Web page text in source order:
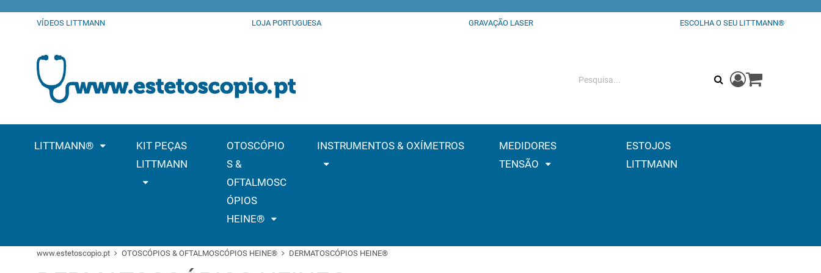
VÍDEOS LITTMANN LOJA PORTUGUESA GRAVAÇÃO LASER ESCOLHA O SEU LITTMANN®
Aceda ao seu
LITTMANN®
KIT PEÇAS
LITTMANN
OTOSCÓPIO
S &
OFTALMOSC
ÓPIOS
HEINE®
INSTRUMENTOS & OXÍMETROS
MEDIDORES
TENSÃO
ESTOJOS
LITTMANN
www.estetoscopio.pt OTOSCÓPIOS & OFTALMOSCÓPIOS HEINE® DERMATOSCÓPIOS HEINE®